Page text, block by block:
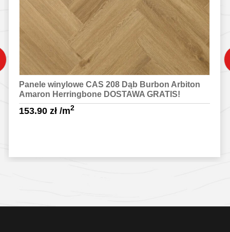
Panele winylowe CAS 208 Dąb Burbon Arbiton
Amaron Herringbone DOSTAWA GRATIS!
153.90 zł/m2